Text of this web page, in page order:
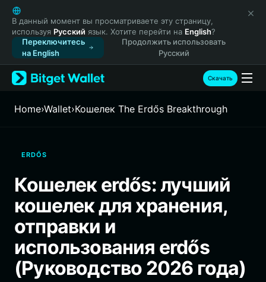
English
日本語
Tiếng Việt
Русский
Español (Latinoamérica)
Türkçe
Français
繁體中文
Bahasa Indonesia
ภาษาไทย
Español
Português (Brasil)
Español (Argentina)
В данный момент вы просматриваете эту страницу,
используя Русский язык. Хотите перейти на English?
Переключитесь
на English
Продолжить использовать
Русский
Скачать
Home›Wallet›Кошелек The Erdős Breakthrough
ERDŐS
Кошелек erdős: лучший
кошелек для хранения,
отправки и
использования erdős
(Руководство 2026 года)